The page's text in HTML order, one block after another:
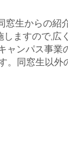
生からの紹
ますので,広
ャンパス事業
。同窓生以